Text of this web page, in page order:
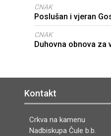
CNAK
Poslušan i vjeran
CNAK
Duhovna obnova za
Kontakt
Crkva na kamenu
Nadbiskupa Čule b.b.